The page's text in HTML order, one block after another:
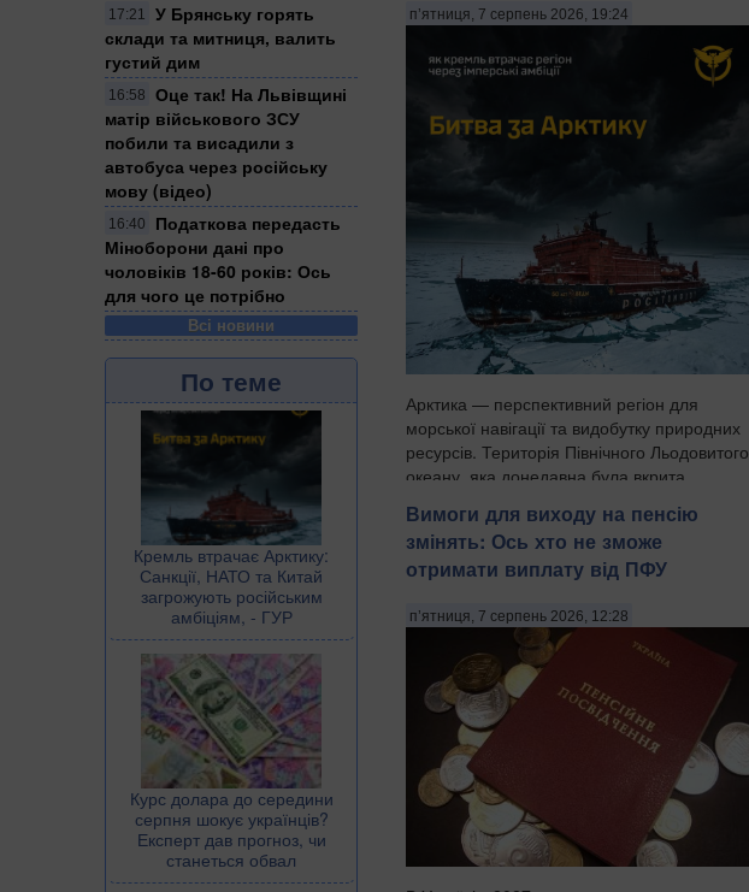
17:21
​У Брянську горять
склади та митниця, валить
густий дим
16:58
Оце так! На Львівщині
матір військового ЗСУ
побили та висадили з
автобуса через російську
мову (відео)
16:40
Податкова передасть
Міноборони дані про
чоловіків 18-60 років: Ось
для чого це потрібно
Всі новини
По теме
Кремль втрачає Арктику:
Санкції, НАТО та Китай
загрожують російським
амбіціям, - ГУР
Курс долара до середини
серпня шокує українців?
Експерт дав прогноз, чи
станеться обвал
п’ятниця, 7 серпень 2026, 19:24
Арктика — перспективний регіон для
морської навігації та видобутку природних
ресурсів. Територія Північного Льодовитого
океану, яка донедавна була вкрита
важкодоступною для судноплавства, за
прогнозами кліматичних мод...
Вимоги для виходу на пенсію
змінять: Ось хто не зможе
отримати виплату від ПФУ
п’ятниця, 7 серпень 2026, 12:28